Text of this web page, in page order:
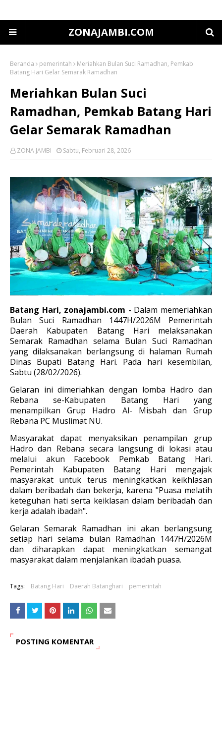
ZONAJAMBI.COM
Beranda pemerintah
Meriahkan Bulan Suci Ramadhan, Pemkab
Batang Hari Gelar Semarak Ramadhan
Meriahkan Bulan Suci
Ramadhan, Pemkab Batang Hari
Gelar Semarak Ramadhan
ZONA JAMBI Sabtu, Februari 28, 2026
Batang Hari, zonajambi.com - Dalam memeriahkan
Bulan Suci Ramadhan 1447H/2026M Pemerintah
Daerah Kabupaten Batang Hari melaksanakan
Semarak Ramadhan selama Bulan Suci Ramadhan
yang dilaksanakan berlangsung di halaman Rumah
Dinas Bupati Batang Hari. Pada hari kesembilan,
Sabtu (28/02/2026).
Gelaran ini dimeriahkan dengan lomba Hadro dan
Rebana se-Kabupaten Batang Hari yang
menampilkan Grup Hadro Al- Misbah dan Grup
Rebana PC Muslimat NU.
Masyarakat dapat menyaksikan penampilan grup
Hadro dan Rebana secara langsung di lokasi atau
melalui akun Facebook Pemkab Batang Hari.
Pemerintah Kabupaten Batang Hari mengajak
masyarakat untuk terus meningkatkan keikhlasan
dalam beribadah dan bekerja, karena "Puasa melatih
keteguhan hati serta keiklasan dalam beribadah dan
kerja adalah ibadah".
Gelaran Semarak Ramadhan ini akan berlangsung
setiap hari selama bulan Ramadhan 1447H/2026M
dan diharapkan dapat meningkatkan semangat
masyarakat dalam menjalankan ibadah puasa.
Tags: Batang Hari Daerah Batanghari pemerintah
POSTING KOMENTAR